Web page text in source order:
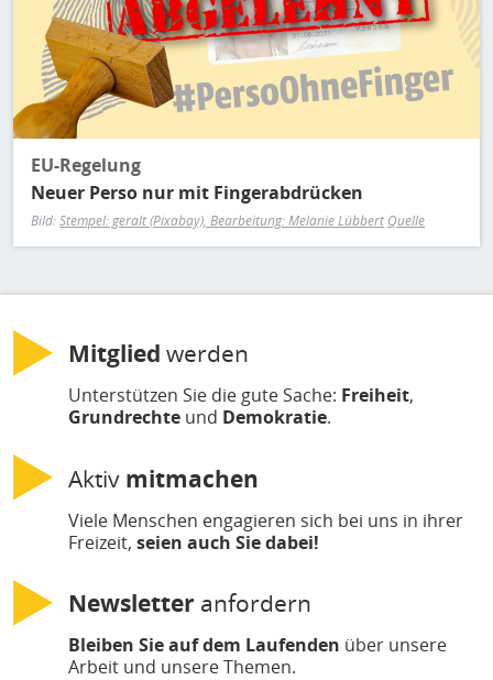
EU-Regelung
Neuer Perso nur mit Fingerabdrücken
Bild:Stempel: geralt (Pixabay), Bearbeitung: Melanie Lübbert Quelle
Mitglied werden
Unterstützen Sie die gute Sache: Freiheit,
Grundrechte und Demokratie.
Aktiv mitmachen
Viele Menschen engagieren sich bei uns in ihrer
Freizeit, seien auch Sie dabei!
Newsletter anfordern
Bleiben Sie auf dem Laufenden über unsere
Arbeit und unsere Themen.